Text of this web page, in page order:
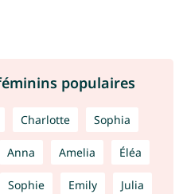
populaires
Charlotte Sophia
Anna Amelia Éléa
Sophie Emily Julia